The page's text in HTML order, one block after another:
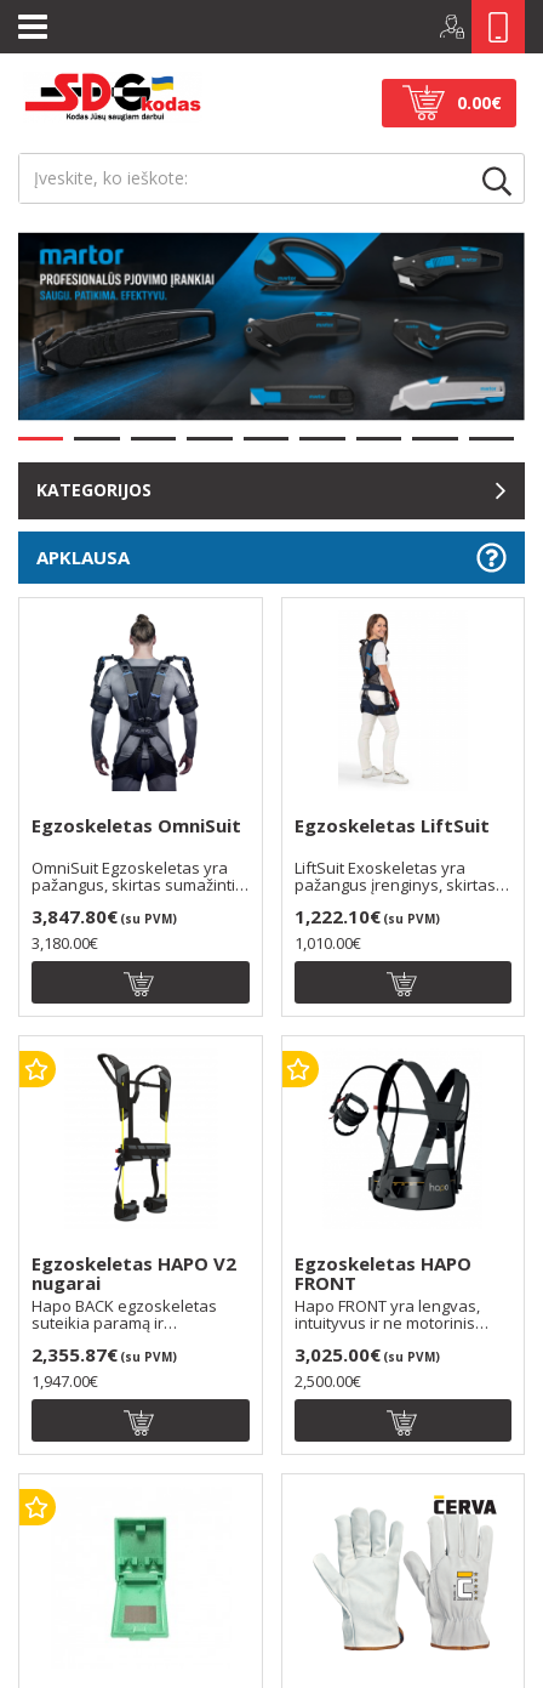
0.00€
KATEGORIJOS
APKLAUSA
Egzoskeletas OmniSuit
OmniSuit Egzoskeletas yra
pažangus, skirtas sumažinti
nugaros, kaklo i..
3,847.80€ (su PVM)
3,180.00€
Egzoskeletas LiftSuit
LiftSuit Exoskeletas yra
pažangus įrenginys, skirtas
sumažinti nugaros..
1,222.10€ (su PVM)
1,010.00€
Egzoskeletas HAPO V2
nugarai
Hapo BACK egzoskeletas
suteikia paramą ir
palengvina nugaros apkrovą,
..
2,355.87€ (su PVM)
1,947.00€
Egzoskeletas HAPO
FRONT
Hapo FRONT yra lengvas,
intuityvus ir ne motorinis
fizinio pagalbinio ..
3,025.00€ (su PVM)
2,500.00€